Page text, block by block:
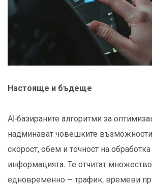
Настояще и бъдеще
AI-базираните алгоритми за
надминават човешките
скорост, обем и точност на
информацията. Те отчитат
едновременно – трафик, времеви